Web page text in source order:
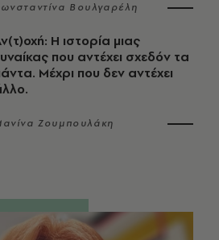
Βουλγαρέλη
Η ιστορία μιας
που αντέχει σχεδόν τα
Μέχρι που δεν αντέχει
Ζουμπουλάκη